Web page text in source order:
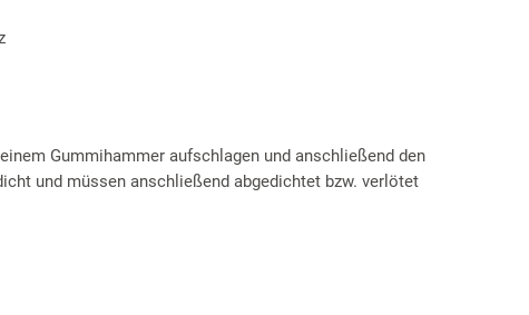
Gummihammer aufschlagen und anschließend den
und müssen anschließend abgedichtet bzw. verlötet